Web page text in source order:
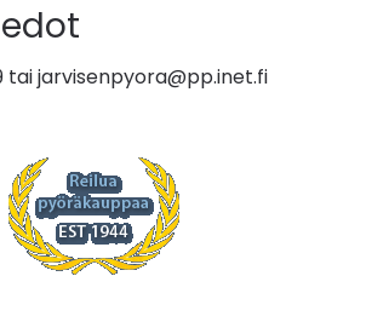
taijarvisenpyora@pp.inet.fi